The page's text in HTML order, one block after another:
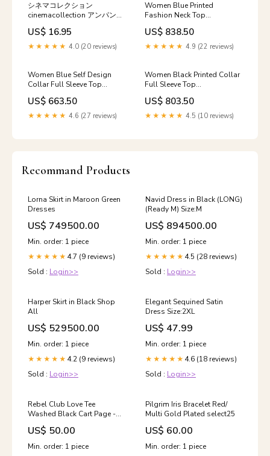
シネマコレクション
cinemacollection アンパンマ
ン ぬいぐるみ玩具 手踊りソフ
ト カレーパンマン 吉徳 おも
ちゃ プレゼント アニメキャラ
US$ 16.95
★★★★★ 4.0 (20 reviews)
Women Blue Printed
Fashion Neck Top
fabric_polyester_lycra
US$ 838.50
★★★★★ 4.9 (22 reviews)
Women Blue Self Design
Collar Full Sleeve Top
product_color_Dark Pink
US$ 663.50
★★★★★ 4.6 (27 reviews)
Women Black Printed Collar
Full Sleeve Top
color_pink_&_navy_blue
US$ 803.50
★★★★★ 4.5 (10 reviews)
Recommand Products
Lorna Skirt in Maroon Green
Dresses
US$ 749500.00
Min. order: 1 piece
★★★★★ 4.7 (9 reviews)
Sold : Login>>
Navid Dress in Black (LONG)
(Ready M) Size:M
US$ 894500.00
Min. order: 1 piece
★★★★★ 4.5 (28 reviews)
Sold : Login>>
Harper Skirt in Black Shop
All
US$ 529500.00
Min. order: 1 piece
★★★★★ 4.2 (9 reviews)
Sold : Login>>
Elegant Sequined Satin
Dress Size:2XL
US$ 47.99
Min. order: 1 piece
★★★★★ 4.6 (18 reviews)
Sold : Login>>
Rebel Club Love Tee
Washed Black Cart Page -
Under $50
US$ 50.00
Min. order: 1 piece
Pilgrim Iris Bracelet Red/
Multi Gold Plated select25
US$ 60.00
Min. order: 1 piece